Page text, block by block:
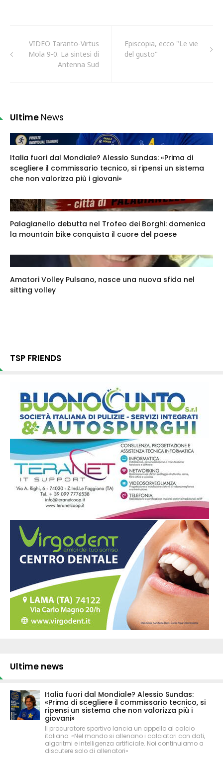
VIDEO Taranto-Virtus
Mola 9-0. La sintesi di
Antenna Sud
Episcopia, ecco "Le vie
del gusto"
Ultime News
Italia fuori dal Mondiale? Alessio Sundas: «Prima di
scegliere il commissario tecnico, si ripensi un sistema
che non valorizza più i giovani»
Palagianello debutta nel Trofeo dei Borghi: domenica
la mountain bike conquista il cuore del paese
Amatori Volley Pulsano, nasce una nuova sfida nel
sitting volley
TSP FRIENDS
Ultime news
Italia fuori dal Mondiale? Alessio Sundas:
«Prima di scegliere il commissario tecnico, si
ripensi un sistema che non valorizza più i
giovani»
Il procuratore sportivo lancia un appello al calcio
italiano: «Nel mondo si allenano i calciatori con dati,
algoritmi e intelligenza artificiale. Noi continuiamo a
discutere solo di allenatori»